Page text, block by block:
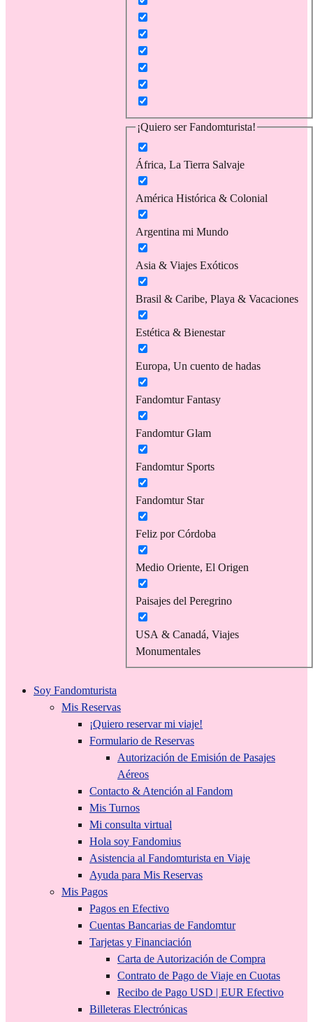
¡Quiero ser Fandomturista!
África, La Tierra Salvaje
América Histórica & Colonial
Argentina mi Mundo
Asia & Viajes Exóticos
Brasil & Caribe, Playa & Vacaciones
Estética & Bienestar
Europa, Un cuento de hadas
Fandomtur Fantasy
Fandomtur Glam
Fandomtur Sports
Fandomtur Star
Feliz por Córdoba
Medio Oriente, El Origen
Paisajes del Peregrino
USA & Canadá, Viajes
Monumentales
Soy Fandomturista
Mis Reservas
¡Quiero reservar mi viaje!
Formulario de Reservas
Autorización de Emisión de Pasajes
Aéreos
Contacto & Atención al Fandom
Mis Turnos
Mi consulta virtual
Hola soy Fandomius
Asistencia al Fandomturista en Viaje
Ayuda para Mis Reservas
Mis Pagos
Pagos en Efectivo
Cuentas Bancarias de Fandomtur
Tarjetas y Financiación
Carta de Autorización de Compra
Contrato de Pago de Viaje en Cuotas
Recibo de Pago USD | EUR Efectivo
Billeteras Electrónicas